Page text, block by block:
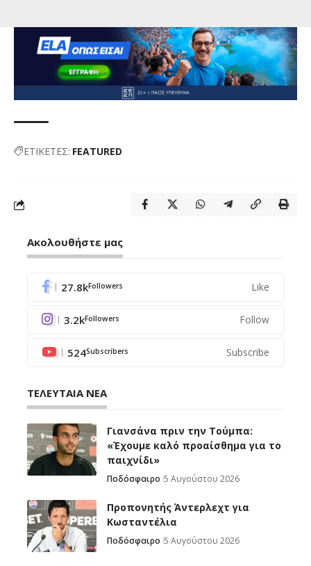
ΕΤΙΚΕΤΕΣ: FEATURED
Ακολουθήστε μας
27.8kFollowers Like
3.2kFollowers Follow
524Subscribers Subscribe
ΤΕΛΕΥΤΑΙΑ ΝΕΑ
Γιανσάνα πριν την Τούμπα:
«Έχουμε καλό προαίσθημα για το
παιχνίδι»
Ποδόσφαιρο 5 Αυγούστου 2026
Προπονητής Άντερλεχτ για
Κωσταντέλια
Ποδόσφαιρο 5 Αυγούστου 2026